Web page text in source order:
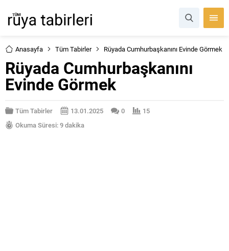
Anasayfa Tüm Tabirler Rüyada Cumhurbaşkanını Evinde Görmek
Rüyada Cumhurbaşkanını
Evinde Görmek
Tüm Tabirler 13.01.2025 0
15
Okuma Süresi: 9 dakika